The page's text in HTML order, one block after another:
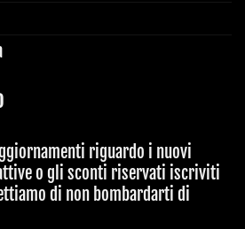
riguardo i nuovi
o gli sconti riservati iscriviti
di non bombardarti di